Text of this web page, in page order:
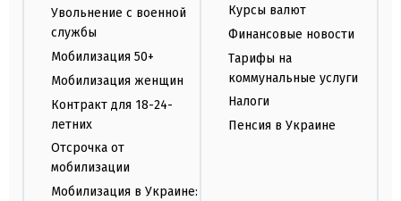
Увольнение с военной
службы
Мобилизация 50+
Мобилизация женщин
Контракт для 18-24-
летних
Отсрочка от
мобилизации
Мобилизация в Украине:
Курсы валют
Финансовые новости
Тарифы на
коммунальные услуги
Налоги
Пенсия в Украине